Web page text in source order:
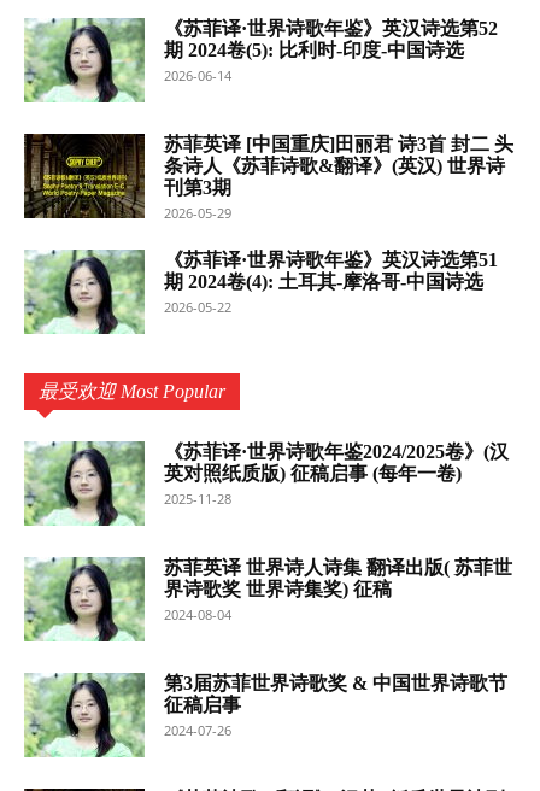
《苏菲译·世界诗歌年鉴》英汉诗选第52
期 2024卷(5): 比利时-印度-中国诗选
2026-06-14
苏菲英译 [中国重庆]田丽君 诗3首 封二 头
条诗人《苏菲诗歌&翻译》(英汉) 世界诗
刊第3期
2026-05-29
《苏菲译·世界诗歌年鉴》英汉诗选第51
期 2024卷(4): 土耳其-摩洛哥-中国诗选
2026-05-22
最受欢迎 Most Popular
《苏菲译·世界诗歌年鉴2024/2025卷》(汉
英对照纸质版) 征稿启事 (每年一卷)
2025-11-28
苏菲英译 世界诗人诗集 翻译出版( 苏菲世
界诗歌奖 世界诗集奖) 征稿
2024-08-04
第3届苏菲世界诗歌奖 & 中国世界诗歌节
征稿启事
2024-07-26